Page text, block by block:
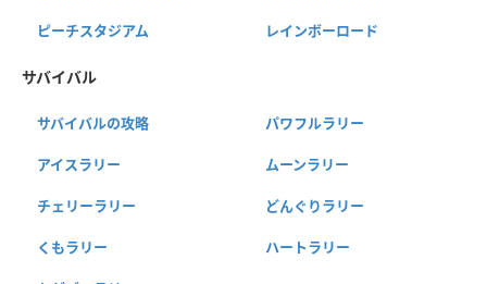
ピーチスタジアム レインボーロード
サバイバル
サバイバルの攻略 パワフルラリー
アイスラリー ムーンラリー
チェリーラリー どんぐりラリー
くもラリー ハートラリー